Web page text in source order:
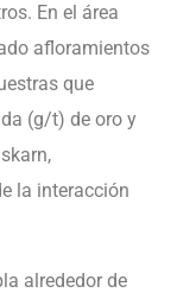
En el área
afloramientos
que
(g/t) de oro y
la interacción
alrededor de